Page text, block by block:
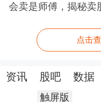
会卖是师傅，揭秘卖
点击
资讯 股吧 数据
触屏版